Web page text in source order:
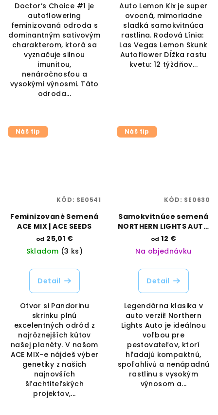
Doctor’s Choice #1 je
autoflowering
feminizovaná odroda s
dominantným sativovým
charakterom, ktorá sa
vyznačuje silnou
imunitou,
nenáročnosťou a
vysokými výnosmi. Táto
odroda...
Auto Lemon Kix je super
ovocná, mimoriadne
sladká samokvitnúca
rastlina. Rodová Línia:
Las Vegas Lemon Skunk
Autoflower Dĺžka rastu
kvetu: 12 týždňov...
Náš tip
Feminizované Semená
ACE MIX | ACE SEEDS
od 25,01 €
Skladom (3 ks)
Detail
Otvor si Pandorinu
skrinku plnú
excelentných odrôd z
najrôznejších kútov
našej planéty. V našom
ACE MIX-e nájdeš výber
genetiky z našich
najnovších
šľachtiteľských
projektov,...
KÓD: SE0541
Náš tip
Samokvitnúce semená
NORTHERN LIGHTS AUTO
| RAMA SEEDS
od 12 €
Na objednávku
Detail
Legendárna klasika v
auto verzii! Northern
Lights Auto je ideálnou
voľbou pre
pestovateľov, ktorí
hľadajú kompaktnú,
spoľahlivú a nenápadnú
rastlinu s vysokým
výnosom a...
KÓD: SE0630